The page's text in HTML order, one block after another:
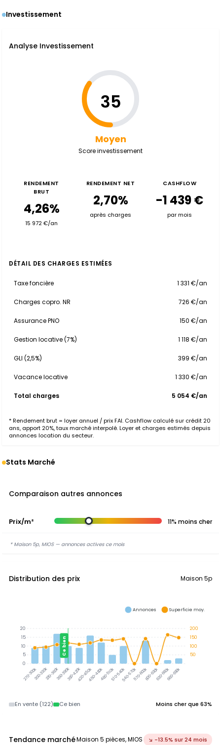
Investissement
Analyse Investissement
35
Moyen
Score investissement
RENDEMENT
BRUT
4,26%
15 972 €/an
RENDEMENT NET
2,70%
après charges
CASHFLOW
-1 439 €
par mois
DÉTAIL DES CHARGES ESTIMÉES
Taxe foncière 1 331 €/an
Charges copro. NR 726 €/an
Assurance PNO 150 €/an
Gestion locative (7%) 1 118 €/an
GLI (2,5%) 399 €/an
Vacance locative 1 330 €/an
Total charges 5 054 €/an
* Rendement brut = loyer annuel / prix FAI. Cashflow calculé sur crédit 20
ans, apport 20%, taux marché interpolé. Loyer et charges estimés depuis
annonces location du secteur.
Stats Marché
Comparaison autres annonces
Prix/m² 11% moins cher
* Maison 5p, MIOS — annonces actives ce mois
Distribution des prix Maison 5p
270-300k300-330k330-360k360-390k390-420k420-450k450-480k480-510k510-540k540-570k570-600k600-630k630-660k660-690k
Ce bien
200
150
100
50
20
15
10
5
0
Annonces Superficie moy.
En vente (122) Ce bien Moins cher que 63%
Tendance marchéMaison 5 pièces, MIOS ↘ -13.5% sur 24 mois